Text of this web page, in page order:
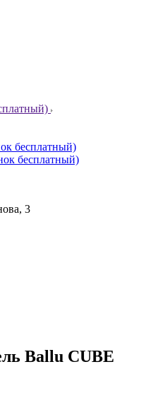
бесплатный)
бесплатный)
3
Ballu CUBE